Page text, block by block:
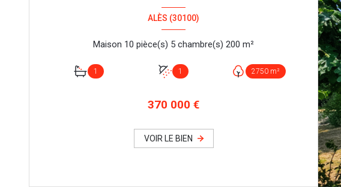
ALÈS (30100)
Maison 10 pièce(s) 5 chambre(s) 200 m²
1 1 2750 m²
370 000 €
VOIR LE BIEN